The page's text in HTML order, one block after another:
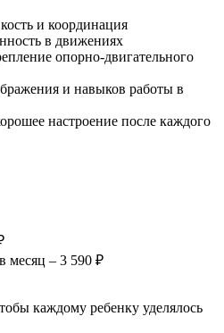
и координация
в движениях
опорно-двигательного
и навыков работы в
настроение после каждого
месяц – 3 590 ₽
каждому ребенку уделялось